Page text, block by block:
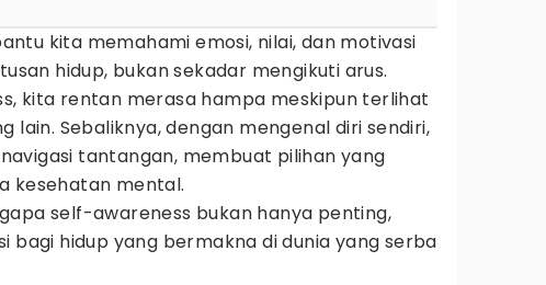
kita memahami emosi, nilai, dan motivasi
hidup, bukan sekadar mengikuti arus.
kita rentan merasa hampa meskipun terlihat
lain. Sebaliknya, dengan mengenal diri sendiri,
tantangan, membuat pilihan yang
kesehatan mental.
self-awareness bukan hanya penting,
bagi hidup yang bermakna di dunia yang serba